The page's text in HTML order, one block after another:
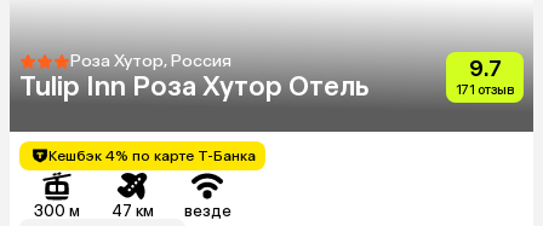
Роза Хутор, Россия
Tulip Inn Роза Хутор Отель
9.7
171 отзыв
Кешбэк 4% по карте Т-Банка
300 м 47 км везде